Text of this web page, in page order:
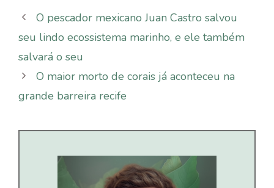
O pescador mexicano Juan Castro salvou
seu lindo ecossistema marinho, e ele também
salvará o seu
O maior morto de corais já aconteceu na
grande barreira recife